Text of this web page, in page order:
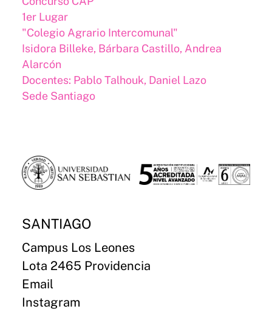
1er Lugar
"Colegio Agrario Intercomunal"
Isidora Billeke, Bárbara Castillo, Andrea
Alarcón
Docentes: Pablo Talhouk, Daniel Lazo
Sede Santiago
SANTIAGO
Campus Los Leones
Lota 2465 Providencia
Email
Instagram